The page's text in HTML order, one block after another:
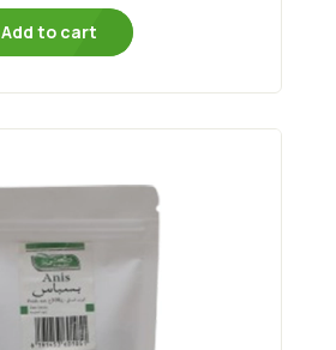
Add to cart